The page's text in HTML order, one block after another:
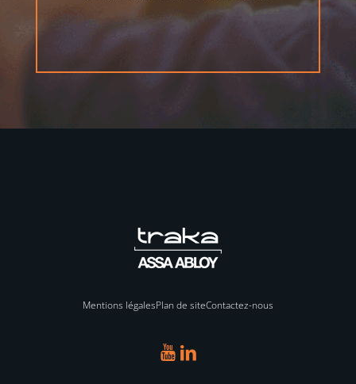
Mentions légalesPlan de siteContactez-nous